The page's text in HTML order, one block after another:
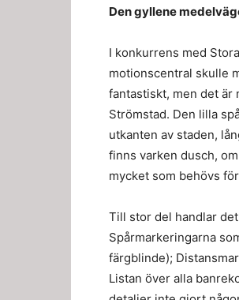
Den gyllene
I konkurrens med
motionscentral skulle
fantastiskt, men det är
Strömstad. Den lilla
utkanten av staden,
finns varken dusch,
mycket som behövs
Till stor del handlar
Spårmarkeringarna
färgblinde);
Listan över alla